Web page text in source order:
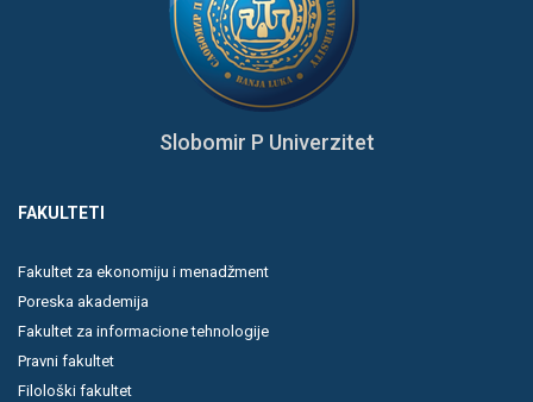
Slobomir P Univerzitet
FAKULTETI
Fakultet za ekonomiju i menadžment
Poreska akademija
Fakultet za informacione tehnologije
Pravni fakultet
Filološki fakultet